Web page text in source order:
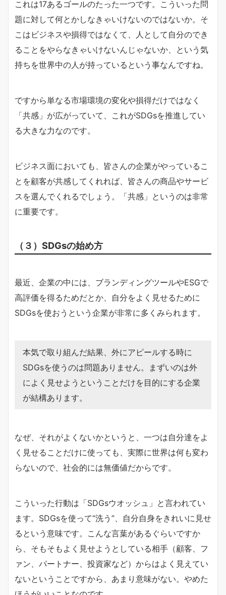
これは17あるゴールのたった一つです。こういった問
題に対して何とかしなきゃいけないのではないか。そ
こはビジネスや損得ではなくて、人として自分のでき
ることをやらなきゃいけないんじゃないか、という気
持ちを世界中の人が持っているという事なんですね。
ですから単なる市場環境の変化や損得だけではなく
「共感」が広がっていて、これがSDGsを推進してい
る大きな力なのです。
ビジネス面においても、皆さんの企業がやっているこ
とを顧客が共感してくれれば、皆さんの商品やサービ
スを選んでくれるでしょう。「共感」というのは非常
に重要です。
（３）SDGsの始め方
最近、企業の中には、ブランディングツールやESGで
高評価を得るためだとか、自分をよく見せるために
SDGsを使おうという企業が非常に多くみられます。
本気で取り組んだ結果、外にアピールする時に
SDGsを使うのは問題ありません。まずいのは外
によく見せようということだけを目的にする企業
が結構あります。
なぜ、それがよくないかというと、一つは自分達をよ
く見せることだけに使っても、実際に世界は何も変わ
らないので、社会的には無価値だからです。
こういった行動は「SDGsウオッシュ」と言われてい
ます。SDGsを使って“洗う”、自分自身をきれいに見せ
るという意味です。こんな言葉があるぐらいですか
ら、そもそもよく見せようとしている相手（顧客、フ
ァン、パートナー、投資家など）からはよく見えてい
ないということですから、あまり意味がない。やめた